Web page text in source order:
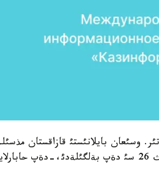
وسئعان بايلانئستئ قازاقستان
باسقارماسئ دا قذربان ايتتئث العاشقئ كذنئن قازاننئث 26 سئ دةپ